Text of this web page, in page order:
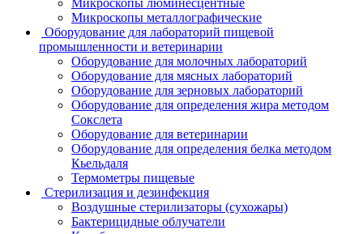
Микроскопы металлографические
Оборудование для лабораторий пищевой
промышленности и ветеринарии
Оборудование для молочных лабораторий
Оборудование для мясных лабораторий
Оборудование для зерновых лабораторий
Оборудование для определения жира методом
Сокслета
Оборудование для ветеринарии
Оборудование для определения белка методом
Кьельдаля
Термометры пищевые
Стерилизация и дезинфекция
Воздушные стерилизаторы (сухожары)
Бактерицидные облучатели